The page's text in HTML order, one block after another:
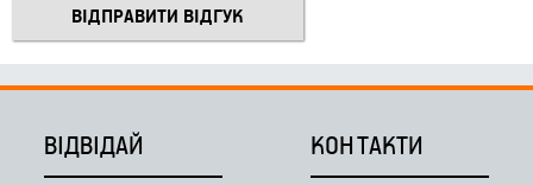
ВІДВІДАЙ КОНТАКТИ